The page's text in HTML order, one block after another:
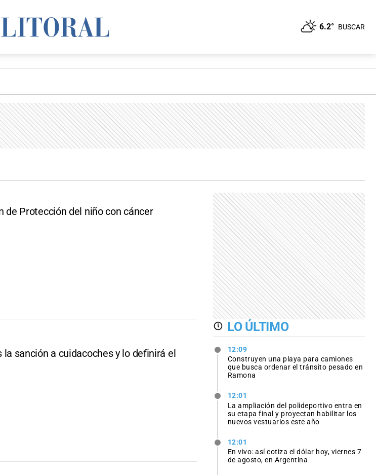
6.2° BUSCAR
de Protección del niño con cáncer
sanción a cuidacoches y lo definirá el
LO ÚLTIMO
12:09
Construyen una playa para camiones
que busca ordenar el tránsito pesado en
Ramona
12:01
La ampliación del polideportivo entra en
su etapa final y proyectan habilitar los
nuevos vestuarios este año
12:01
En vivo: así cotiza el dólar hoy, viernes 7
de agosto, en Argentina